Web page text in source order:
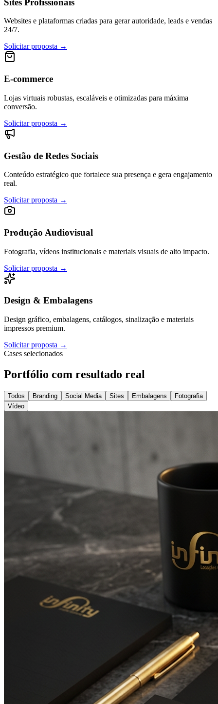
Websites e plataformas criadas para gerar autoridade, leads e vendas
24/7.
Solicitar proposta →
E-commerce
Lojas virtuais robustas, escaláveis e otimizadas para máxima
conversão.
Solicitar proposta →
Gestão de Redes Sociais
Conteúdo estratégico que fortalece sua presença e gera engajamento
real.
Solicitar proposta →
Produção Audiovisual
Fotografia, vídeos institucionais e materiais visuais de alto impacto.
Solicitar proposta →
Design & Embalagens
Design gráfico, embalagens, catálogos, sinalização e materiais
impressos premium.
Solicitar proposta →
Cases selecionados
Portfólio com resultado real
Todos Branding Social Media Sites Embalagens
Fotografia
Vídeo